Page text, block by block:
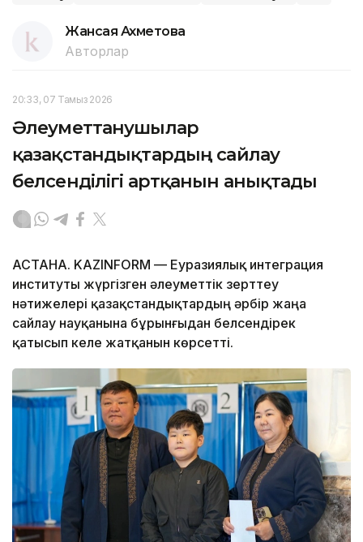
Жансая Ахметова
Авторлар
20:33, 07 Тамыз 2026
Әлеуметтанушылар
қазақстандықтардың сайлау
белсенділігі артқанын анықтады
АСТАНА. KAZINFORM — Еуразиялық интеграция
институты жүргізген әлеуметтік зерттеу
нәтижелері қазақстандықтардың әрбір жаңа
сайлау науқанына бұрынғыдан белсендірек
қатысып келе жатқанын көрсетті.